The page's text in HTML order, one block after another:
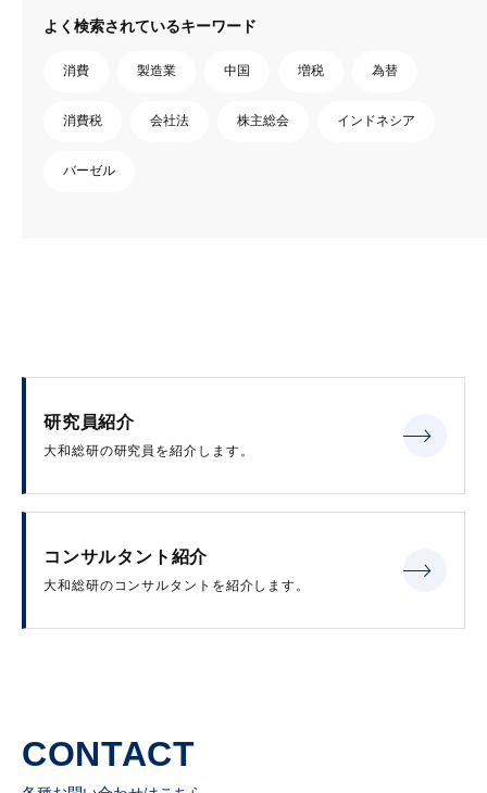
よく検索されているキーワード
消費 製造業 中国 増税 為替
消費税 会社法 株主総会 インドネシア
バーゼル
研究員紹介
大和総研の研究員を紹介します。
コンサルタント紹介
大和総研のコンサルタントを紹介します。
CONTACT